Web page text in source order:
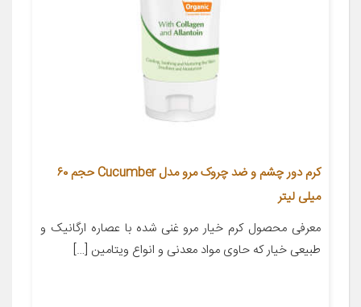
کرم دور چشم و ضد چروک مرو مدل Cucumber حجم ۶۰
میلی لیتر
معرفی محصول کرم خیار مرو غنی شده با عصاره ارگانیک و
طبیعی خیار که حاوی مواد معدنی و انواع ویتامین […]